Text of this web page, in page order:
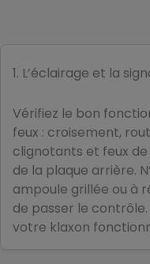
1. L’éclairage et la
Vérifiez le bon
feux : croisement,
clignotants et feux
de la plaque arrière.
ampoule grillée ou à
de passer le
votre klaxon